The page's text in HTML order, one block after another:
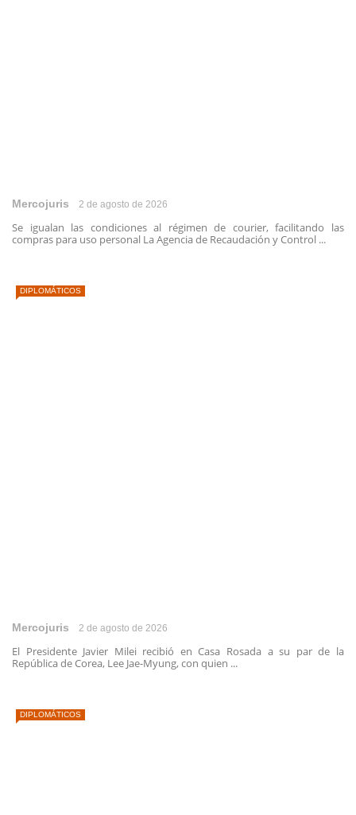
Mercojuris 2 de agosto de 2026
Se igualan las condiciones al régimen de courier, facilitando las
compras para uso personal La Agencia de Recaudación y Control ...
DIPLOMÁTICOS
Mercojuris 2 de agosto de 2026
El Presidente Javier Milei recibió en Casa Rosada a su par de la
República de Corea, Lee Jae-Myung, con quien ...
DIPLOMÁTICOS